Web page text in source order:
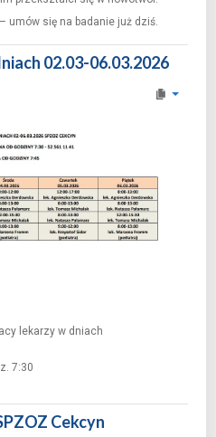
umów się na badanie już dziś.
02.03-06.03.2026
lekarzy w dniach
7:30
Cekcyn